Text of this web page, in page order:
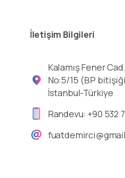
İletişim Bilgileri
Kalamış Fener
No:5/15 (BP
İstanbul-Türkiye
Randevu: +90 532